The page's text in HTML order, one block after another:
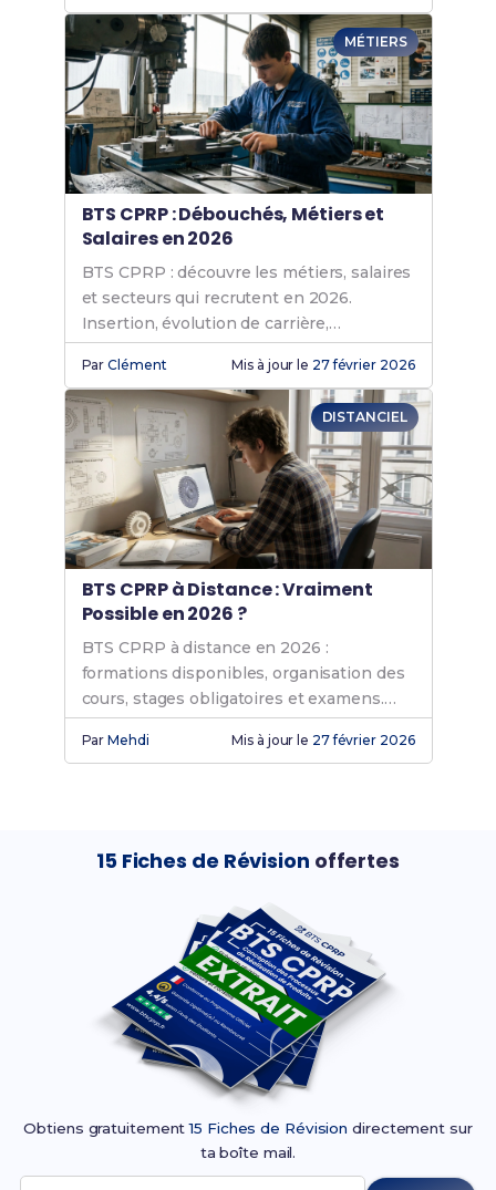
MÉTIERS
BTS CPRP : Débouchés, Métiers et
Salaires en 2026
BTS CPRP : découvre les métiers, salaires
et secteurs qui recrutent en 2026.
Insertion, évolution de carrière,
poursuites d'études… tout ce qu'il faut
savoir !
ParClément Mis à jour le 27 février 2026
DISTANCIEL
BTS CPRP à Distance : Vraiment
Possible en 2026 ?
BTS CPRP à distance en 2026 :
formations disponibles, organisation des
cours, stages obligatoires et examens.
Découvre si c'est fait pour toi !
ParMehdi Mis à jour le 27 février 2026
15 Fiches de Révision offertes
Obtiens gratuitement15 Fiches de Révision directement sur
ta boîte mail.